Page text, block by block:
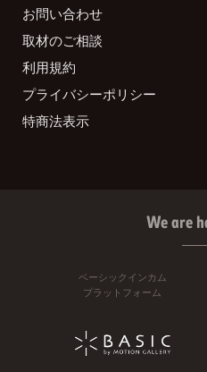
お問い合わせ
取材のご相談
利用規約
プライバシーポリシー
特商法表示
We are
ベーシックインカム
プラットフォーム